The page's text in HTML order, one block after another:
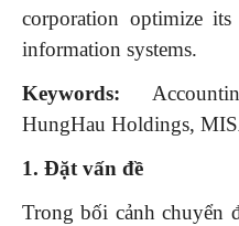
corporation optimize
information systems.
Keywords:
HungHau Holdings,
1. Đặt vấn đề
Trong bối cảnh chuyển